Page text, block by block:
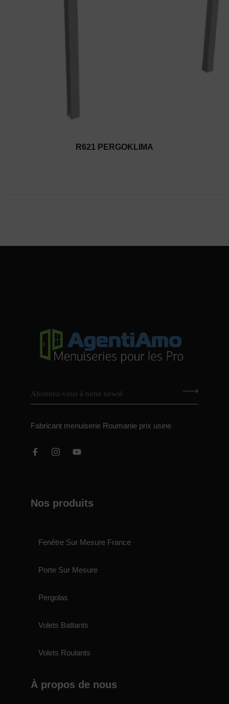
R621 PERGOKLIMA
Fabricant menuiserie Roumanie prix usine
Nos produits
Fenêtre Sur Mesure France
Porte Sur Mesure
Pergolas
Volets Battants
Volets Roulants
À propos de nous